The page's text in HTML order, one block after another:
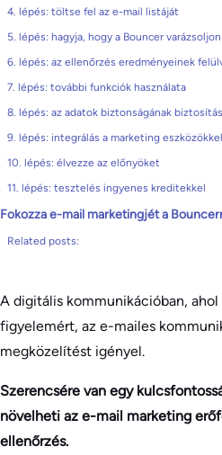
4. lépés: töltse fel az e-mail listáját
5. lépés: hagyja, hogy a Bouncer varázsoljon
6. lépés: az ellenőrzés eredményeinek
7. lépés: további funkciók használata
8. lépés: az adatok biztonságának
9. lépés: integrálás a marketing eszközökkel
10. lépés: élvezze az előnyöket
11. lépés: tesztelés ingyenes kreditekkel
Fokozza e-mail marketingjét a
Related posts:
A digitális kommunikációban,
figyelemért, az e-mailes
megközelítést igényel.
Szerencsére van egy
növelheti az e-mail marketing
ellenőrzés.